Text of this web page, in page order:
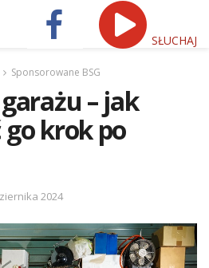
SŁUCHAJ
Sponsorowane BSG
– jak
krok po
2024